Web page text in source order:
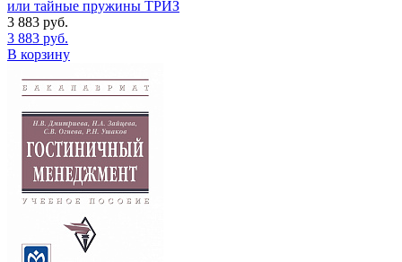
или тайные пружины ТРИЗ
3 883 руб.
3 883 руб.
В корзину